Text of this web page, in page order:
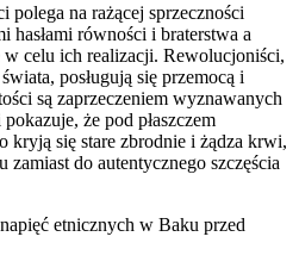
na rażącej sprzeczności
hasłami równości i braterstwa a
w celu ich realizacji. Rewolucjoniści,
posługują się przemocą i
są zaprzeczeniem wyznawanych
że pod płaszczem
kryją się stare zbrodnie i żądza krwi,
do autentycznego szczęścia
etnicznych w Baku przed